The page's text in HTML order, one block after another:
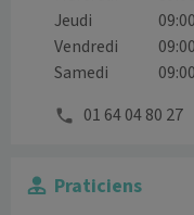
Jeudi
Vendredi
Samedi
01 64 04 80 27
Praticiens